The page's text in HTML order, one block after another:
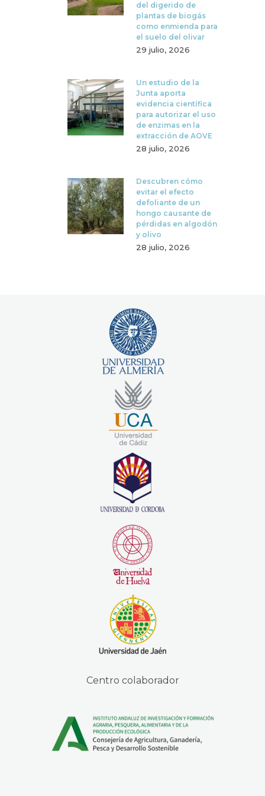
del digerido de
plantas de biogás
como enmienda para
el suelo del olivar
29 julio, 2026
Un estudio de la
Junta aporta
evidencia científica
para autorizar el uso
de enzimas en la
extracción de AOVE
28 julio, 2026
Descubren cómo
evitar el efecto
defoliante de un
hongo causante de
pérdidas en algodón
y olivo
28 julio, 2026
Centro colaborador